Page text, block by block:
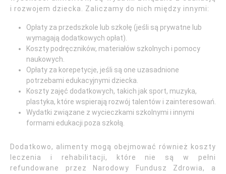
i rozwojem dziecka. Zaliczamy do nich między innymi:
Opłaty za przedszkole lub szkołę (jeśli są prywatne lub
wymagają dodatkowych opłat).
Koszty podręczników, materiałów szkolnych i pomocy
naukowych.
Opłaty za korepetycje, jeśli są one uzasadnione
potrzebami edukacyjnymi dziecka.
Koszty zajęć dodatkowych, takich jak sport, muzyka,
plastyka, które wspierają rozwój talentów i zainteresowań.
Wydatki związane z wycieczkami szkolnymi i innymi
formami edukacji poza szkołą.
Dodatkowo, alimenty mogą obejmować również koszty
leczenia i rehabilitacji, które nie są w pełni
refundowane przez Narodowy Fundusz Zdrowia, a